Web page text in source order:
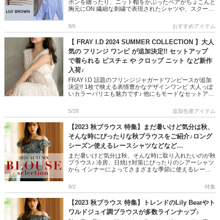
ボンを纏ったり、ニット帽をかぶったベアがちょこんと
胸元にON 繊細な刺繍で表現されたシャツや、スクール
もピ […]
8/6 おすすめアイテム
【 FRAY I.D 2024 SUMMER COLLECTION 】大人
気の フリンジ ワンピ が追加決定!! セットアップ
で着られる ビスチェ や クロップ ニット など新作
入荷♪
FRAY I.D 話題のフリンジジャガードワンピースが追加
決定!! 1枚で映える表情豊かなデザインワンピ 大人っぽ
いカラーバリエも魅力です♪ 他にもモードなセットアッ
ェ […]
5/28 追加生産アイテム
【2023 秋ブラウス 特集】まだ暑いけど気分は秋、
そんな時にぴったりな秋ブラウスをご紹介♪ロング
シーズン使えるレースシャツなどなど…
まだ暑いけど気分は秋、そんな時に取り入れたいのが秋
ブラウス♪ 冷房、日焼け対策にぴったりのシアーシャツ
から インナーによってさまざまな季節に使えるレース
ぞろい♪ ぜひ、ご […]
9/2 特集
【2023 秋ブラウス 特集】トレンドのLily Bearやト
ワルドジュイ調ブラウスが多数ラインナップ♪